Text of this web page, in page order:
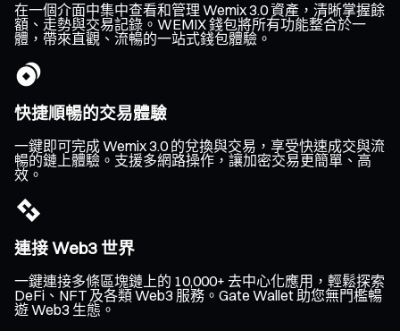
在一個介面中集中查看和管理 Wemix 3.0 資產，清晰掌握餘
額、走勢與交易記錄。WEMIX 錢包將所有功能整合於一
體，帶來直觀、流暢的一站式錢包體驗。
快捷順暢的交易體驗
一鍵即可完成 Wemix 3.0 的兌換與交易，享受快速成交與流
暢的鏈上體驗。支援多網路操作，讓加密交易更簡單、高
效。
連接 Web3 世界
一鍵連接多條區塊鏈上的 10,000+ 去中心化應用，輕鬆探索
DeFi、NFT 及各類 Web3 服務。Gate Wallet 助您無門檻暢
遊 Web3 生態。